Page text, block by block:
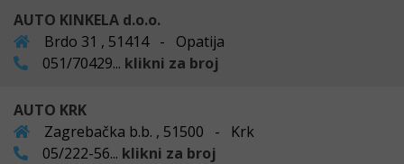
AUTO KINKELA d.o.o.
Brdo 31 , 51414 - Opatija
051/70429... klikni za broj
AUTO KRK
Zagrebačka b.b. , 51500 - Krk
05/222-56... klikni za broj